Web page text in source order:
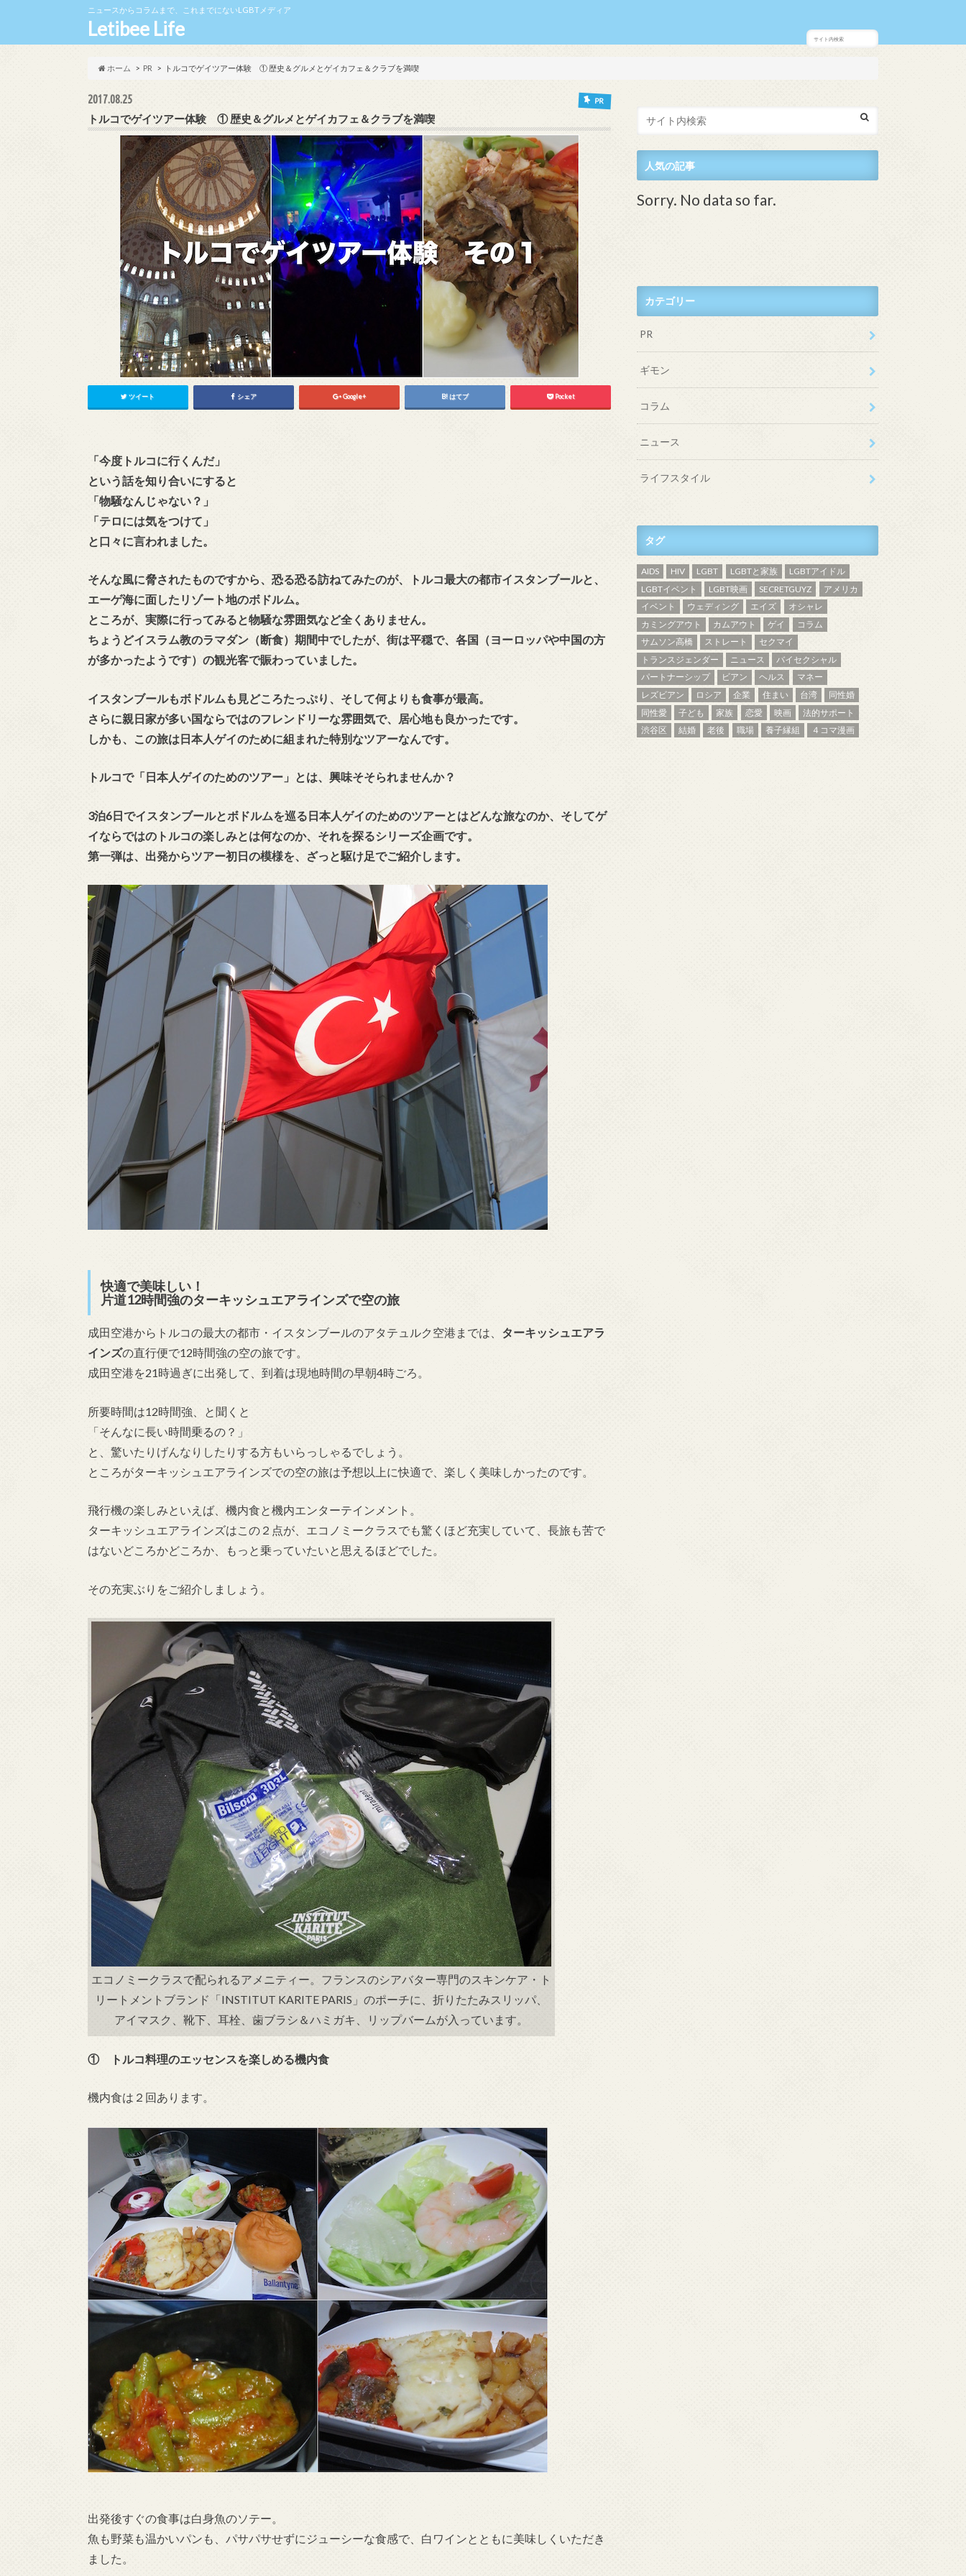
ニュースからコラムまで、これまでにないLGBTメディア
Letibee Life
ホーム PR トルコでゲイツアー体験 ① 歴史＆グルメとゲイカフェ＆クラブを満喫
2017.08.25 PR
トルコでゲイツアー体験 ① 歴史＆グルメとゲイカフェ＆クラブを満喫
ツイート シェア Google+ はてブ Pocket
「今度トルコに行くんだ」
という話を知り合いにすると
「物騒なんじゃない？」
「テロには気をつけて」
と口々に言われました。
そんな風に脅されたものですから、恐る恐る訪ねてみたのが、トルコ最大の都市イスタンブールと、
エーゲ海に面したリゾート地のボドルム。
ところが、実際に行ってみると物騒な雰囲気など全くありません。
ちょうどイスラム教のラマダン（断食）期間中でしたが、街は平穏で、各国（ヨーロッパや中国の方
が多かったようです）の観光客で賑わっていました。
イスタンブールもボドルムも見どころたっぷり、そして何よりも食事が最高。
さらに親日家が多い国ならではのフレンドリーな雰囲気で、居心地も良かったです。
しかも、この旅は日本人ゲイのために組まれた特別なツアーなんです。
トルコで「日本人ゲイのためのツアー」とは、興味そそられませんか？
3泊6日でイスタンブールとボドルムを巡る日本人ゲイのためのツアーとはどんな旅なのか、そしてゲ
イならではのトルコの楽しみとは何なのか、それを探るシリーズ企画です。
第一弾は、出発からツアー初日の模様を、ざっと駆け足でご紹介します。
快適で美味しい！
片道12時間強のターキッシュエアラインズで空の旅
成田空港からトルコの最大の都市・イスタンブールのアタテュルク空港までは、 ターキッシュエアラ
インズの直行便で12時間強の空の旅です。
成田空港を21時過ぎに出発して、到着は現地時間の早朝4時ごろ。
所要時間は12時間強、と聞くと
「そんなに長い時間乗るの？」
と、驚いたりげんなりしたりする方もいらっしゃるでしょう。
ところがターキッシュエアラインズでの空の旅は予想以上に快適で、楽しく美味しかったのです。
飛行機の楽しみといえば、機内食と機内エンターテインメント。
ターキッシュエアラインズはこの２点が、エコノミークラスでも驚くほど充実していて、長旅も苦で
はないどころかどころか、もっと乗っていたいと思えるほどでした。
その充実ぶりをご紹介しましょう。
エコノミークラスで配られるアメニティー。フランスのシアバター専門のスキンケア・ト
リートメントブランド「INSTITUT KARITE PARIS」のポーチに、折りたたみスリッパ、
アイマスク、靴下、耳栓、歯ブラシ＆ハミガキ、リップバームが入っています。
① トルコ料理のエッセンスを楽しめる機内食
機内食は２回あります。
出発後すぐの食事は白身魚のソテー。
魚も野菜も温かいパンも、パサパサせずにジューシーな食感で、白ワインとともに美味しくいただき
ました。
人気の記事
Sorry. No data so far.
カテゴリー
PR
ギモン
コラム
ニュース
ライフスタイル
タグ
AIDS HIV LGBT LGBTと家族
LGBTアイドル
LGBTイベント
LGBT映画 SECRETGUYZ
アメリカ
イベント
ウェディング エイズ
オシャレ
カミングアウト
カムアウト ゲイ
コラム
サムソン高橋
ストレート
セクマイ
トランスジェンダー
ニュース
バイセクシャル
パートナーシップ
ビアン ヘルス
マネー
レズビアン
ロシア 企業 住まい 台湾
同性婚
同性愛
子ども 家族 恋愛 映画
法的サポート
渋谷区
結婚 老後 職場 養子縁組 ４コマ漫画